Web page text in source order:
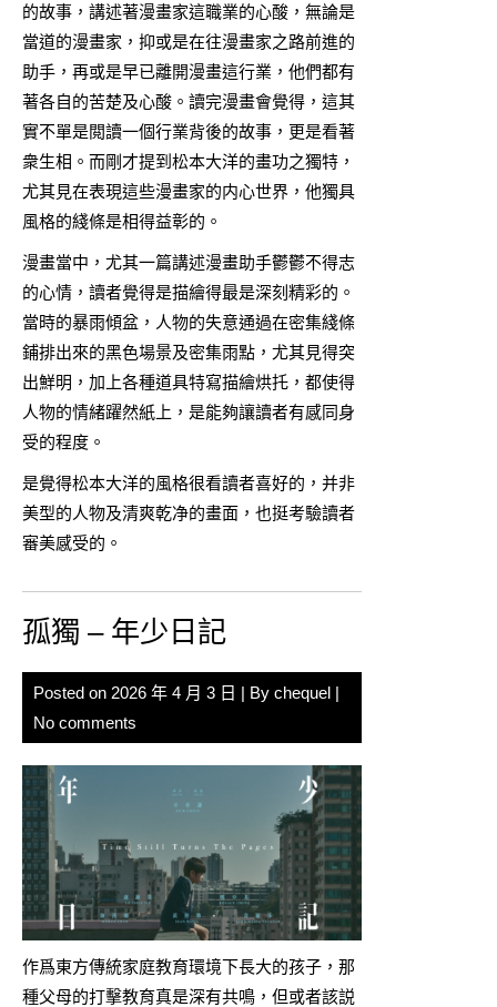
的故事，講述著漫畫家這職業的心酸，無論是
當道的漫畫家，抑或是在往漫畫家之路前進的
助手，再或是早已離開漫畫這行業，他們都有
著各自的苦楚及心酸。讀完漫畫會覺得，這其
實不單是閲讀一個行業背後的故事，更是看著
衆生相。而剛才提到松本大洋的畫功之獨特，
尤其見在表現這些漫畫家的内心世界，他獨具
風格的綫條是相得益彰的。
漫畫當中，尤其一篇講述漫畫助手鬱鬱不得志
的心情，讀者覺得是描繪得最是深刻精彩的。
當時的暴雨傾盆，人物的失意通過在密集綫條
鋪排出來的黑色場景及密集雨點，尤其見得突
出鮮明，加上各種道具特寫描繪烘托，都使得
人物的情緒躍然紙上，是能夠讓讀者有感同身
受的程度。
是覺得松本大洋的風格很看讀者喜好的，并非
美型的人物及清爽乾净的畫面，也挺考驗讀者
審美感受的。
孤獨 – 年少日記
Posted on 2026 年 4 月 3 日 | By chequel |
No comments
作爲東方傳統家庭教育環境下長大的孩子，那
種父母的打擊教育真是深有共鳴，但或者該説